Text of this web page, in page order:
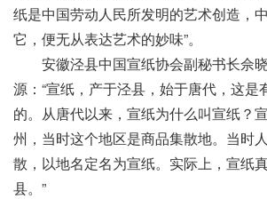
纸是中国劳动人民所发明的艺术创造，
它，便无从表达艺术的妙味”。
安徽泾县中国宣纸协会副秘书长佘
源：“宣纸，产于泾县，始于唐代，这是
的。从唐代以来，宣纸为什么叫宣纸？
州，当时这个地区是商品集散地。当时
散，以地名定名为宣纸。实际上，宣纸
县。”